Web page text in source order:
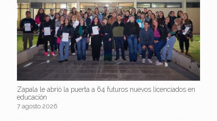
Zapala le abrió la puerta a 64 futuros nuevos licenciados en
educación
7 agosto 2026